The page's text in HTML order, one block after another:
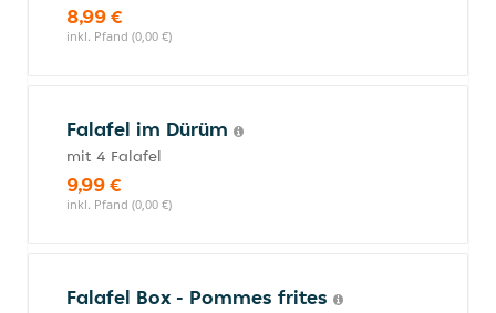
8,99 €
inkl. Pfand (0,00 €)
Falafel im Dürüm
mit 4 Falafel
9,99 €
inkl. Pfand (0,00 €)
Falafel Box - Pommes frites